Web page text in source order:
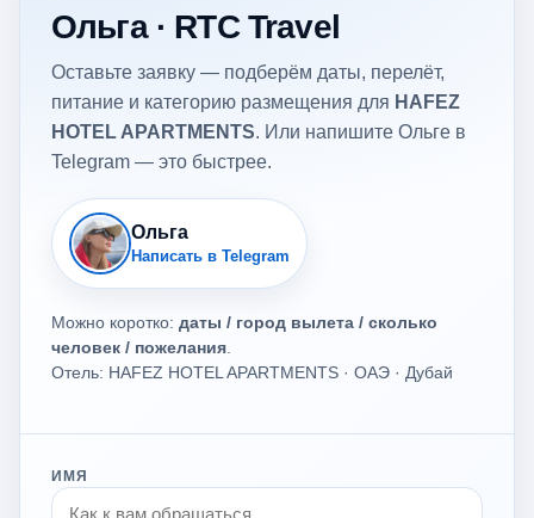
Ольга · RTC Travel
Оставьте заявку — подберём даты, перелёт,
питание и категорию размещения для HAFEZ
HOTEL APARTMENTS. Или напишите Ольге в
Telegram — это быстрее.
Ольга
Написать в Telegram
Можно коротко: даты / город вылета / сколько
человек / пожелания
Отель: HAFEZ HOTEL APARTMENTS · ОАЭ · Дубай
ИМЯ